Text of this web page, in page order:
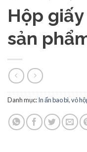
Hộp
sản
Danh mục:In ấn bao bì, vỏ